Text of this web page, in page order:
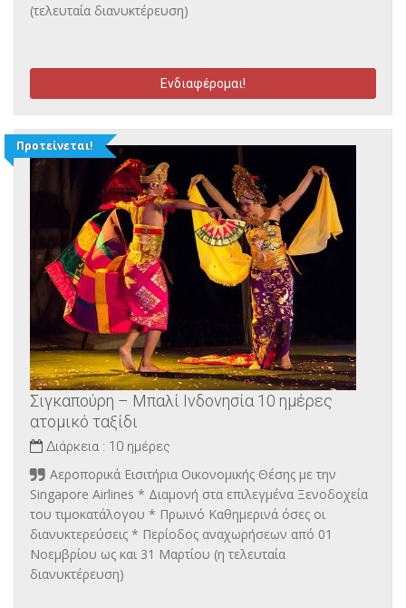
(τελευταία διανυκτέρευση)
Ενδιαφέρομαι!
Προτείνεται!
Σιγκαπούρη – Μπαλί Ινδονησία 10 ημέρες
ατομικό ταξίδι
Διάρκεια : 10 ημέρες
Αεροπορικά Εισιτήρια Οικονομικής Θέσης με την
Singapore Airlines * Διαμονή στα επιλεγμένα Ξενοδοχεία
του τιμοκατάλογου * Πρωινό Καθημερινά όσες οι
διανυκτερεύσεις * Περίοδος αναχωρήσεων από 01
Νοεμβρίου ως και 31 Μαρτίου (η τελευταία
διανυκτέρευση)